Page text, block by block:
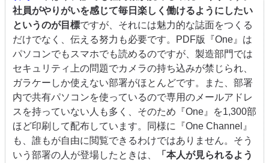
社員がやりがいを感じて毎日楽しく働けるようにしたい
というのが目標ですが、それには魅力的な誌面をつくる
だけでなく、伝える努力も必要です。PDF版『One』は
パソコンでもスマホでも読めるのですが、製造部門では
セキュリティ上の問題でカメラの持ち込みが禁じられ、
ガラケーしか使えない部署がほとんどです。また、部署
内で共有パソコンを使っているので専用のメールアドレ
スを持っていない人も多く、そのため『One』を1,300部
ほど印刷して配布しています。同様に『One Channel』
も、誰もが自由に閲覧できるわけではありません。そう
いう部署の人が登場したときは、
「本人が見られるよう